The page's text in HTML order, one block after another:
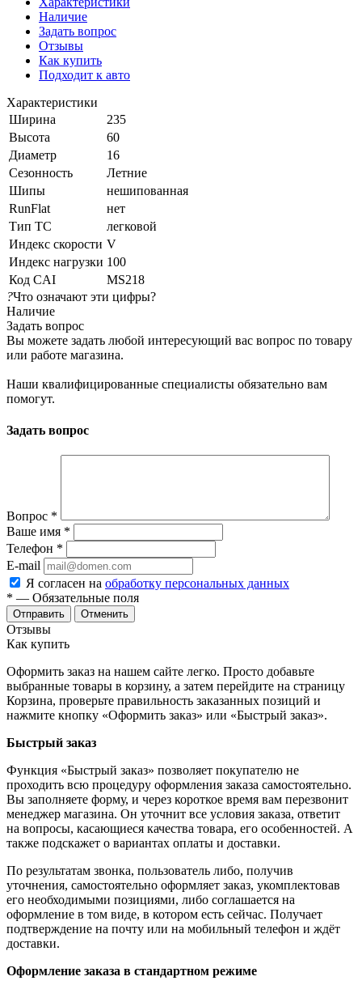
Наличие
Задать вопрос
Отзывы
Как купить
Подходит к авто
Характеристики
Ширина
235
Высота
60
Диаметр
16
Сезонность
Летние
Шипы
нешипованная
RunFlat
нет
Тип ТС
легковой
Индекс скорости V
Индекс нагрузки 100
Код CAI
MS218
?Что означают эти цифры?
Наличие
Задать вопрос
Вы можете задать любой интересующий вас вопрос по товару
или работе магазина.
Наши квалифицированные специалисты обязательно вам
помогут.
Задать вопрос
Вопрос *
Ваше имя *
Телефон *
E-mail
Я согласен на обработку персональных данных
* — Обязательные поля
Отменить
Отзывы
Как купить
Оформить заказ на нашем сайте легко. Просто добавьте
выбранные товары в корзину, а затем перейдите на страницу
Корзина, проверьте правильность заказанных позиций и
нажмите кнопку «Оформить заказ» или «Быстрый заказ».
Быстрый заказ
Функция «Быстрый заказ» позволяет покупателю не
проходить всю процедуру оформления заказа самостоятельно.
Вы заполняете форму, и через короткое время вам перезвонит
менеджер магазина. Он уточнит все условия заказа, ответит
на вопросы, касающиеся качества товара, его особенностей. А
также подскажет о вариантах оплаты и доставки.
По результатам звонка, пользователь либо, получив
уточнения, самостоятельно оформляет заказ, укомплектовав
его необходимыми позициями, либо соглашается на
оформление в том виде, в котором есть сейчас. Получает
подтверждение на почту или на мобильный телефон и ждёт
доставки.
Оформление заказа в стандартном режиме